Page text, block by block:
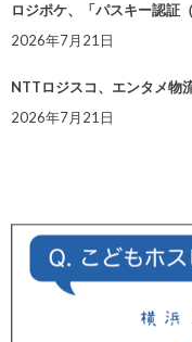
ロジポケ、「パスキー認証
2026年7月21日
NTTロジスコ、エンタメ物
2026年7月21日